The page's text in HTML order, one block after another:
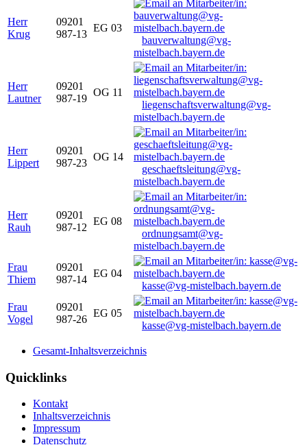
Herr
Krug
09201
987-13
EG 03
bauverwaltung@vg-
mistelbach.bayern.de
Herr
Lautner
09201
987-19
OG 11
liegenschaftsverwaltung@vg-
mistelbach.bayern.de
Herr
Lippert
09201
987-23
OG 14
geschaeftsleitung@vg-
mistelbach.bayern.de
Herr
Rauh
09201
987-12
EG 08
ordnungsamt@vg-
mistelbach.bayern.de
Frau
Thiem
09201
987-14
EG 04
kasse@vg-mistelbach.bayern.de
Frau
Vogel
09201
987-26
EG 05
kasse@vg-mistelbach.bayern.de
Gesamt-Inhaltsverzeichnis
Quicklinks
Kontakt
Inhaltsverzeichnis
Impressum
Datenschutz